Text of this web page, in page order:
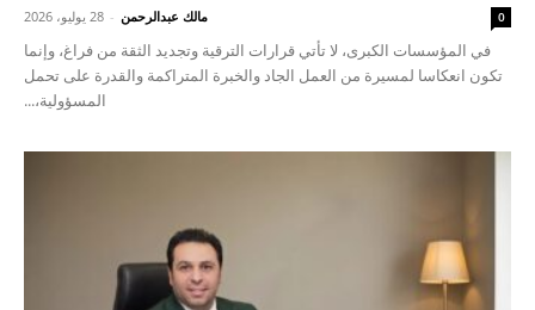
مالك عبدالرحمن - 28 يوليو، 2026 0
في المؤسسات الكبرى، لا تأتي قرارات الترقية وتجديد الثقة من فراغ، وإنما
تكون انعكاسا لمسيرة من العمل الجاد والخبرة المتراكمة والقدرة على تحمل
المسؤولية،...